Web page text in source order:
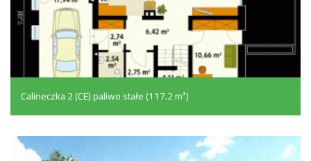
Calineczka 2 (CE) paliwo stałe (117.2 m²)